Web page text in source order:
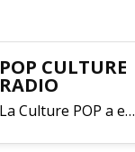
POP CULTURE
RADIO
La Culture POP a enfin trouvé sa RADIO !